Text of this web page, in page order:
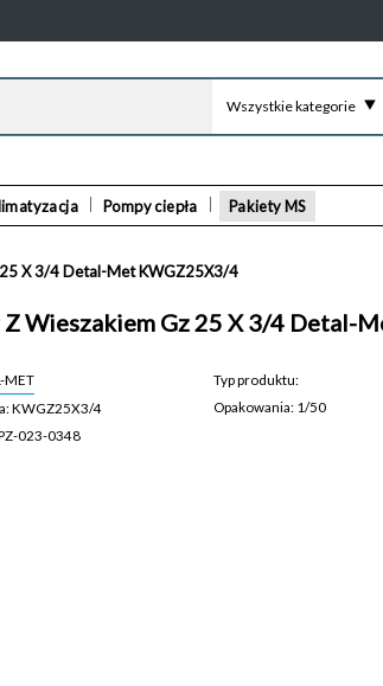
Wszystkie kategorie
Pompy ciepła Pakiety MS
25 X 3/4 Detal-Met KWGZ25X3/4
Z Wieszakiem Gz 25 X 3/4 Detal-
MET
KWGZ25X3/4
023-0348
Typ produktu:
Opakowania: 1/50